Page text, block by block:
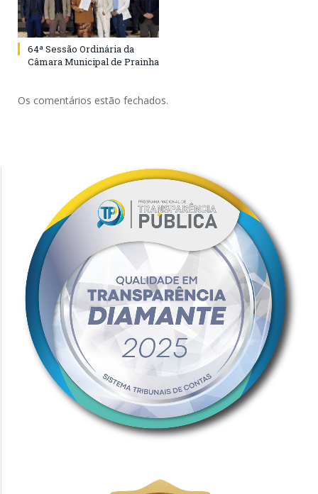
64ª Sessão Ordinária da
Câmara Municipal de Prainha
Os comentários estão fechados.